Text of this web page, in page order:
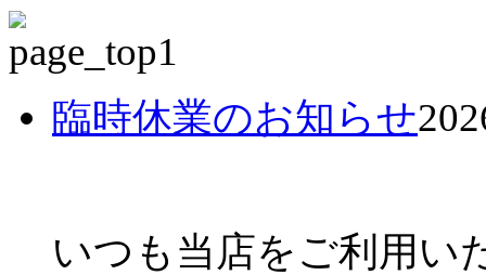
臨時休業のお知らせ
いつも当店をご利用い